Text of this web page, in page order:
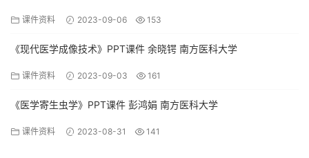
课件资料 2023-09-06 153
《现代医学成像技术》PPT课件 余晓锷 南方医科大学
课件资料 2023-09-03 161
《医学寄生虫学》PPT课件 彭鸿娟 南方医科大学
课件资料 2023-08-31 141